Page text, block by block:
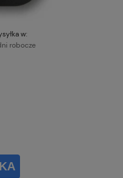
w:
robocze
płatności